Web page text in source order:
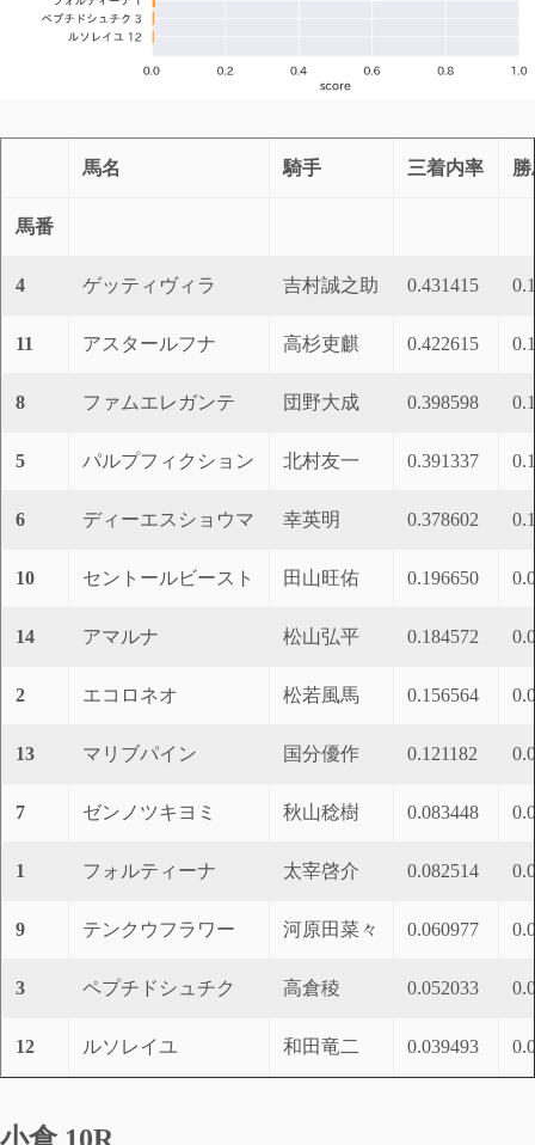
馬名 騎手 三着内率
馬番
4 ゲッティヴィラ 吉村誠之助 0.431415
11 アスタールフナ 高杉吏麒 0.422615
8 ファムエレガンテ 団野大成 0.398598
5 パルプフィクション 北村友一 0.391337
6 ディーエスショウマ 幸英明 0.378602
10 セントールビースト 田山旺佑 0.196650
14 アマルナ 松山弘平 0.184572
2 エコロネオ 松若風馬 0.156564
13 マリブパイン 国分優作 0.121182
7 ゼンノツキヨミ 秋山稔樹 0.083448
1 フォルティーナ 太宰啓介 0.082514
9 テンクウフラワー 河原田菜々 0.060977
3 ペプチドシュチク 高倉稜 0.052033
12 ルソレイユ 和田竜二 0.039493